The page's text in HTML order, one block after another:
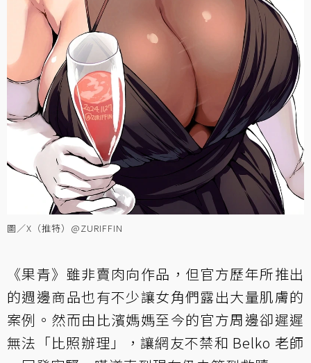
圖／X（推特）@ZURIFFIN
《果青》雖非賣肉向作品，但官方歷年所推出
的週邊商品也有不少讓女角們露出大量肌膚的
案例。然而由比濱媽媽至今的官方周邊卻遲遲
無法「比照辦理」，讓網友不禁和 Belko 老師